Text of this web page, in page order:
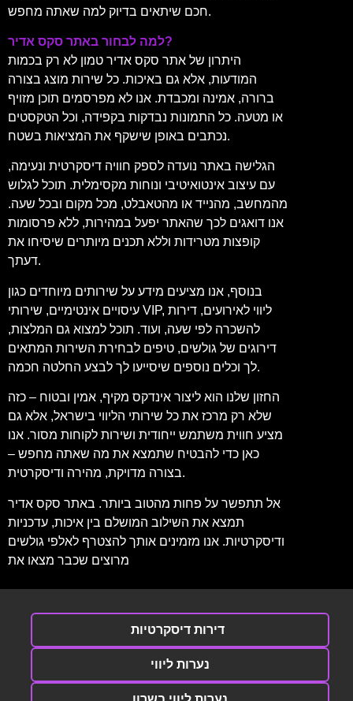
חכם שיתאים בדיוק למה שאתה מחפש.
למה לבחור באתר סקס אדיר?
היתרון של אתר סקס אדיר טמון לא רק בכמות
המודעות, אלא גם באיכות. כל שירות מוצג בצורה
ברורה, אמינה ומכבדת. אנו לא מפרסמים תוכן מזויף
או מטעה. כל התמונות נבדקות בקפידה, וכל הטקסטים
נכתבים באופן שישקף את המציאות בשטח.
הגלישה באתר נועדה לספק חוויה דיסקרטית ונעימה,
עם עיצוב אינטואיטיבי ונוחות מקסימלית. תוכל לגלוש
מהמחשב, מהנייד או מהטאבלט, מכל מקום ובכל שעה.
אנו דואגים לכך שהאתר יפעל במהירות, ללא פרסומות
קופצות מטרידות וללא תכנים מיותרים שיסיחו את
דעתך.
בנוסף, אנו מציעים מידע על שירותים מיוחדים כגון
עיסויים אינטימיים, שירותי VIP, ליווי לאירועים, דירות
להשכרה לפי שעה, ועוד. תוכל למצוא גם המלצות,
דירוגים של גולשים, טיפים לבחירת השירות המתאים
לך וכלים נוספים שיסייעו לך לבצע החלטה חכמה.
החזון שלנו הוא ליצור אינדקס מקיף, אמין ובטוח – כזה
שלא רק מרכז את כל שירותי הליווי בישראל, אלא גם
מציע חווית משתמש ייחודית ושירות לקוחות מסור. אנו
כאן כדי להבטיח שתמצא את מה שאתה מחפש –
בצורה מדויקת, מהירה ודיסקרטית.
אל תתפשר על פחות מהטוב ביותר. באתר סקס אדיר
תמצא את השילוב המושלם בין איכות, עדכניות
ודיסקרטיות. אנו מזמינים אותך להצטרף לאלפי גולשים
מרוצים שכבר מצאו את
דירות דיסקרטיות
נערות ליווי